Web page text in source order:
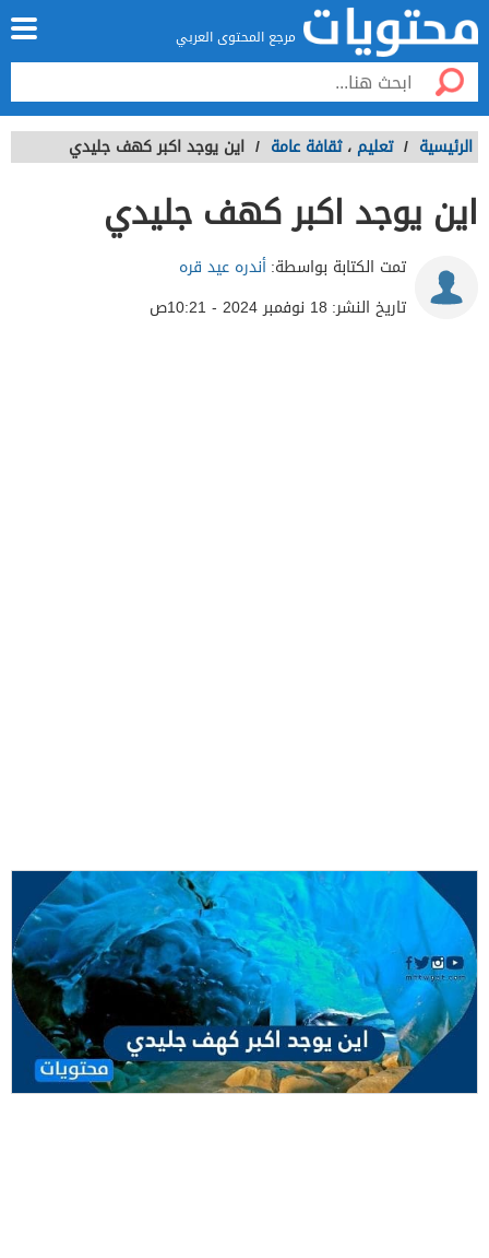
مرجع المحتوى العربي
الرئيسية / تعليم ، ثقافة عامة / اين يوجد اكبر كهف جليدي
اين يوجد اكبر كهف جليدي
تمت الكتابة بواسطة:أندره عيد قره
تاريخ النشر: 18 نوفمبر 2024 - 10:21ص